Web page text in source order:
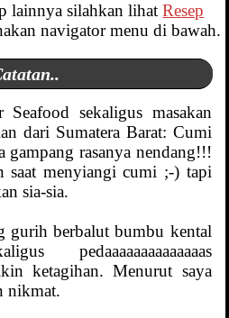
lainnya silahkan lihatResep
navigator menu di bawah.
Seafood sekaligus masakan
dari Sumatera Barat: Cumi
gampang rasanya nendang!!!
saat menyiangi cumi ;-) tapi
sia-sia.
gurih berbalut bumbu kental
pedaaaaaaaaaaaaaas
ketagihan. Menurut saya
nikmat.